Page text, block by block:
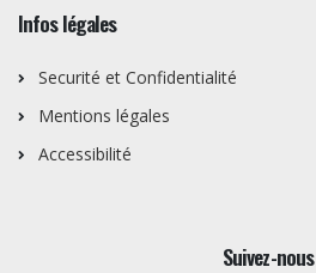
Infos légales
Securité et Confidentialité
Mentions légales
Accessibilité
Suivez-nous